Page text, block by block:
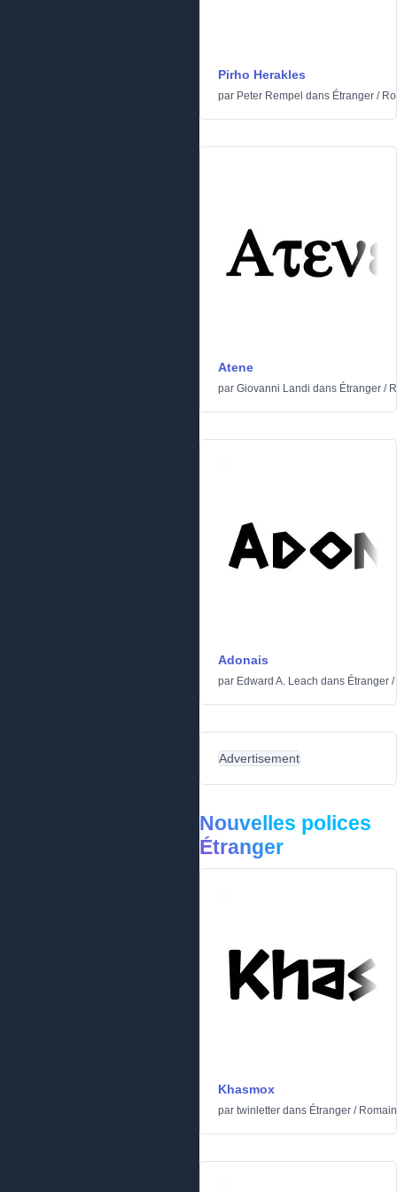
Pirho Herakles
par Peter Rempel dans Étranger /
Atene
par Giovanni Landi dans Étranger /
Adonais
par Edward A. Leach dans Étranger /
Advertisement
Nouvelles polices
Étranger
Khasmox
par twinletter dans Étranger /